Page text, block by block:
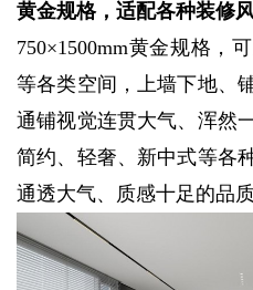
黄金规格，适配各种装修
750×1500mm黄金规格，
等各类空间，上墙下地、
通铺视觉连贯大气、浑然
简约、轻奢、新中式等各
通透大气、质感十足的品质